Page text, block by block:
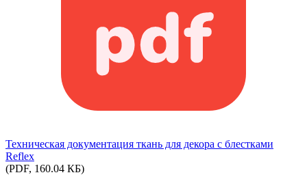
Техническая документация ткань для декора с блестками
Reflex
(PDF, 160.04 КБ)